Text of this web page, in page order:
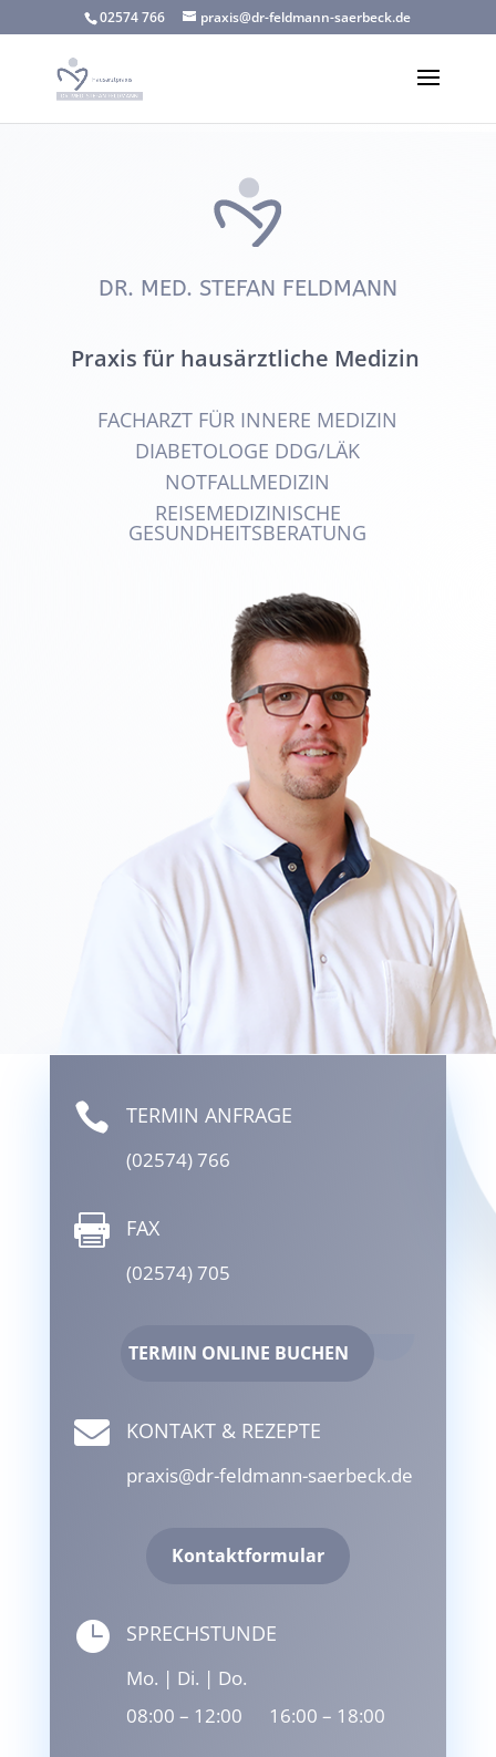
02574 766 praxis@dr-feldmann-saerbeck.de
DR. MED. STEFAN FELDMANN
Praxis für hausärztliche Medizin
FACHARZT FÜR INNERE MEDIZIN
DIABETOLOGE DDG/LÄK
NOTFALLMEDIZIN
REISEMEDIZINISCHE
GESUNDHEITSBERATUNG
 TERMIN ANFRAGE
(02574) 766
 FAX
(02574) 705
TERMIN ONLINE BUCHEN
 KONTAKT & REZEPTE
praxis@dr-feldmann-saerbeck.de
Kontaktformular
 SPRECHSTUNDE
Mo. | Di. | Do.
08:00 – 12:00 16:00 – 18:00